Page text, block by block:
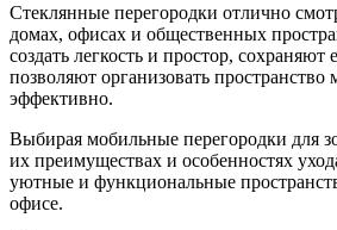
Стеклянные перегородки отлично
домах, офисах и общественных
создать легкость и простор, сохраняют
позволяют организовать пространство
эффективно.
Выбирая мобильные перегородки для
их преимуществах и особенностях
уютные и функциональные
офисе.